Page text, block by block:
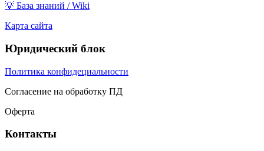
💡 База знаний / Wiki
Карта сайта
Юридический блок
Политика конфидециальности
Согласение на обработку ПД
Оферта
Контакты